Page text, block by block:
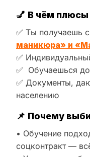
💅 В чём плюсы
✅ Ты получаешь
маникюра» и
✅
✅ Обучаешься до
✅ Документы,
населению
📌 Почему
• Обучение
соцконтракт —